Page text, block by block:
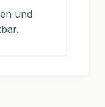
und